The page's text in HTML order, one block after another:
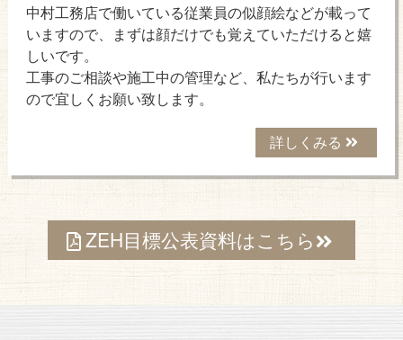
中村工務店で働いている従業員の似顔絵などが載って
いますので、まずは顔だけでも覚えていただけると嬉
しいです。
工事のご相談や施工中の管理など、私たちが行います
ので宜しくお願い致します。
詳しくみる
ZEH目標公表資料はこちら